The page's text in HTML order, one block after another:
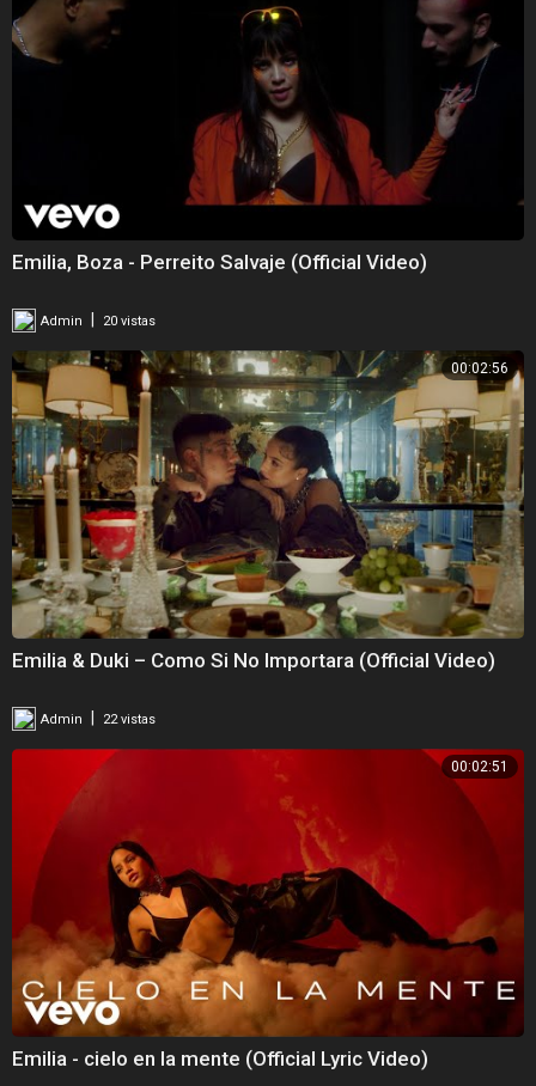
Emilia, Boza - Perreito Salvaje (Official Video)
Admin 20 vistas
00:02:56
Emilia & Duki – Como Si No Importara (Official Video)
Admin 22 vistas
00:02:51
Emilia - cielo en la mente (Official Lyric Video)